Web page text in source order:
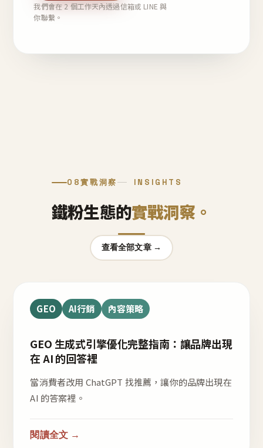
我們會在 2 個工作天內透過信箱或 LINE 與
你聯繫。
08實戰洞察 INSIGHTS
鐵粉生態的實戰洞察。
查看全部文章 →
GEO AI行銷 內容策略
GEO 生成式引擎優化完整指南：讓品牌出現
在 AI 的回答裡
當消費者改用 ChatGPT 找推薦，讓你的品牌出現在
AI 的答案裡。
閱讀全文 →